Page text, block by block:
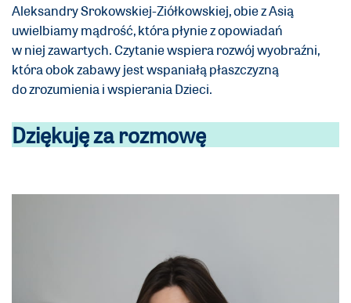
Aleksandry Srokowskiej-Ziółkowskiej, obie z Asią
uwielbiamy mądrość, która płynie z opowiadań
w niej zawartych. Czytanie wspiera rozwój wyobraźni,
która obok zabawy jest wspaniałą płaszczyzną
do zrozumienia i wspierania Dzieci.
Dziękuję za rozmowę